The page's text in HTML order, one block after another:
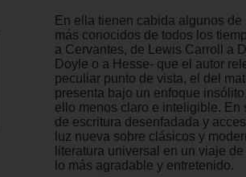
En ella tienen cabida algunos de
más conocidos de todos los
a Cervantes, de Lewis Carroll a
Doyle o a Hesse- que el autor
peculiar punto de vista, el del
presenta bajo un enfoque
ello menos claro e inteligible. En
de escritura desenfadada y
luz nueva sobre clásicos y
literatura universal en un viaje
lo más agradable y entretenido.